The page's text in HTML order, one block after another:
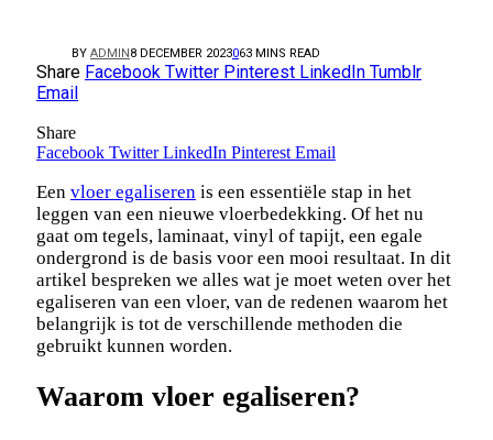
BY ADMIN8 DECEMBER 2023063 MINS READ
Share Facebook Twitter Pinterest LinkedIn Tumblr
Email
Share
Facebook Twitter LinkedIn Pinterest Email
Een vloer egaliseren is een essentiële stap in het
leggen van een nieuwe vloerbedekking. Of het nu
gaat om tegels, laminaat, vinyl of tapijt, een egale
ondergrond is de basis voor een mooi resultaat. In dit
artikel bespreken we alles wat je moet weten over het
egaliseren van een vloer, van de redenen waarom het
belangrijk is tot de verschillende methoden die
gebruikt kunnen worden.
Waarom vloer egaliseren?